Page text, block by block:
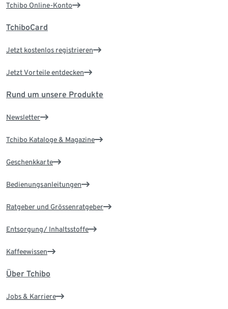
Tchibo Online-Konto
TchiboCard
Jetzt kostenlos registrieren
Jetzt Vorteile entdecken
Rund um unsere Produkte
Newsletter
Tchibo Kataloge & Magazine
Geschenkkarte
Bedienungsanleitungen
Ratgeber und Grössenratgeber
Entsorgung/ Inhaltsstoffe
Kaffeewissen
Über Tchibo
Jobs & Karriere